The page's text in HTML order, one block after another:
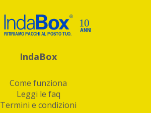
IndaBox
Come funziona
Leggi le faq
Termini e condizioni